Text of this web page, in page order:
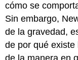
cómo se
Sin embargo,
de la gravedad,
de por qué